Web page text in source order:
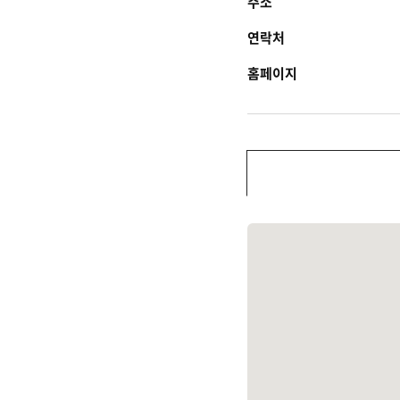
연락처
홈페이지